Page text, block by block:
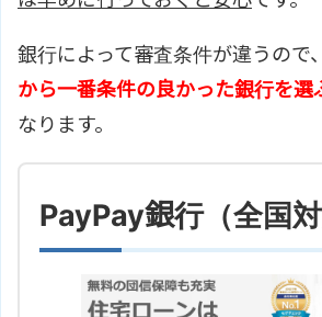
銀行によって審査条件が違うので、
から一番条件の良かった銀行を選
なります。
PayPay銀行（全国